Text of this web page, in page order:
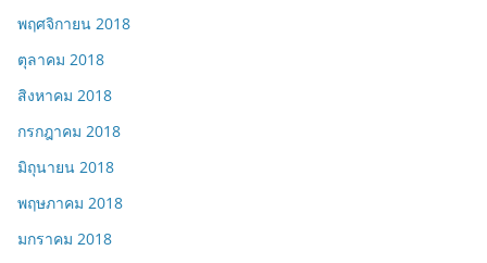
พฤศจิกายน 2018
ตุลาคม 2018
สิงหาคม 2018
กรกฎาคม 2018
มิถุนายน 2018
พฤษภาคม 2018
มกราคม 2018